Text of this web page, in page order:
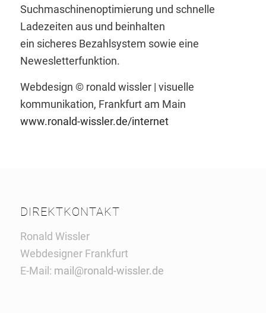
Suchmaschinenoptimierung und schnelle
Ladezeiten aus und beinhalten
ein sicheres Bezahlsystem sowie eine
Newesletterfunktion.
Webdesign © ronald wissler | visuelle
kommunikation, Frankfurt am Main
www.ronald-wissler.de/internet
DIREKTKONTAKT
Ronald Wissler
Webdesigner Frankfurt
E-Mail: mail@ronald-wissler.de